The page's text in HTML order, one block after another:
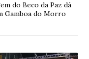
do Beco da Paz dá
Gamboa do Morro